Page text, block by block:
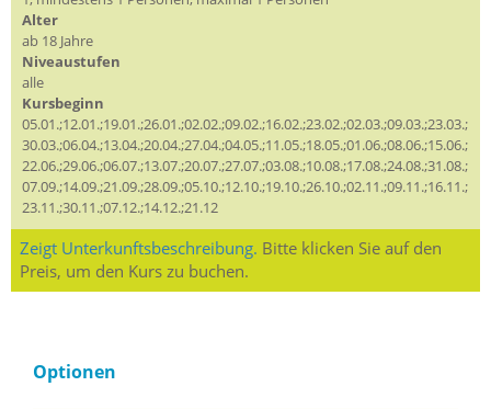
Alter
ab 18 Jahre
Niveaustufen
alle
Kursbeginn
05.01.;12.01.;19.01.;26.01.;02.02.;09.02.;16.02.;23.02.;02.03.;09.03.;23.03.;
30.03.;06.04.;13.04.;20.04.;27.04.;04.05.;11.05.;18.05.;01.06.;08.06.;15.06.;
22.06.;29.06.;06.07.;13.07.;20.07.;27.07.;03.08.;10.08.;17.08.;24.08.;31.08.;
07.09.;14.09.;21.09.;28.09.;05.10.;12.10.;19.10.;26.10.;02.11.;09.11.;16.11.;
23.11.;30.11.;07.12.;14.12.;21.12
Zeigt Unterkunftsbeschreibung. Bitte klicken Sie auf den
Preis, um den Kurs zu buchen.
Optionen